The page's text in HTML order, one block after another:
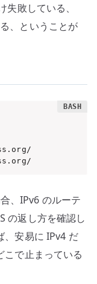
敗している、
、ということが
、IPv6 のルーテ
の返し方を確認し
、安易に IPv4 だ
こで止まっている